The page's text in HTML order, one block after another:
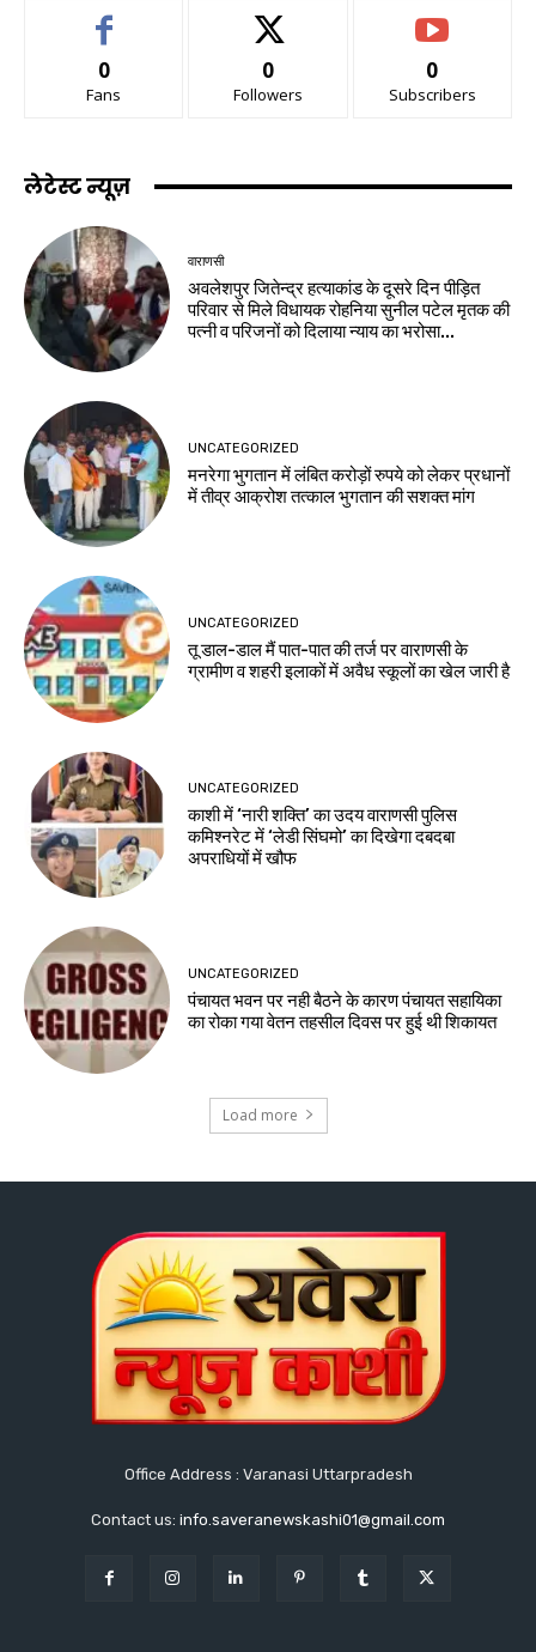
0
Fans
0
Followers
0
Subscribers
लेटेस्ट न्यूज़
वाराणसी
अवलेशपुर जितेन्द्र हत्याकांड के दूसरे दिन पीड़ित
परिवार से मिले विधायक रोहनिया सुनील पटेल मृतक की
पत्नी व परिजनों को दिलाया न्याय का भरोसा...
UNCATEGORIZED
मनरेगा भुगतान में लंबित करोड़ों रुपये को लेकर प्रधानों
में तीव्र आक्रोश तत्काल भुगतान की सशक्त मांग
UNCATEGORIZED
तू डाल-डाल मैं पात-पात की तर्ज पर वाराणसी के
ग्रामीण व शहरी इलाकों में अवैध स्कूलों का खेल जारी है
UNCATEGORIZED
काशी में ‘नारी शक्ति’ का उदय वाराणसी पुलिस
कमिश्नरेट में ‘लेडी सिंघमो’ का दिखेगा दबदबा
अपराधियों में खौफ
UNCATEGORIZED
पंचायत भवन पर नही बैठने के कारण पंचायत सहायिका
का रोका गया वेतन तहसील दिवस पर हुई थी शिकायत
Load more
Office Address : Varanasi Uttarpradesh
Contact us: info.saveranewskashi01@gmail.com